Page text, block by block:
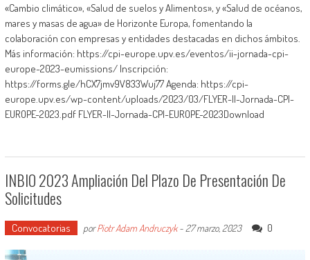
«Cambio climático», «Salud de suelos y Alimentos», y «Salud de océanos,
mares y masas de agua» de Horizonte Europa, fomentando la
colaboración con empresas y entidades destacadas en dichos ámbitos.
Más información: https://cpi-europe.upv.es/eventos/ii-jornada-cpi-
europe-2023-eumissions/ Inscripción:
https://forms.gle/hCX7jmv9V833Wuj77 Agenda: https://cpi-
europe.upv.es/wp-content/uploads/2023/03/FLYER-II-Jornada-CPI-
EUROPE-2023.pdf FLYER-II-Jornada-CPI-EUROPE-2023Download
INBIO 2023 Ampliación Del Plazo De Presentación De
Solicitudes
Convocatorias porPiotr Adam Andruczyk- 27 marzo, 2023 0